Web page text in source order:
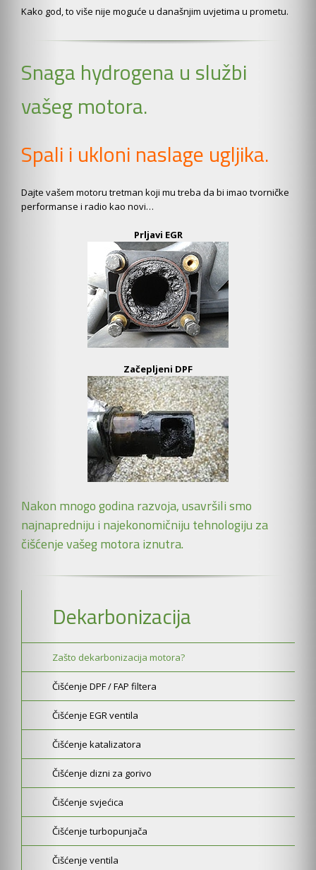
Kako god, to više nije moguće u današnjim uvjetima u prometu.
Snaga hydrogena u službi
vašeg motora.
Spali i ukloni naslage ugljika.
Dajte vašem motoru tretman koji mu treba da bi imao tvorničke
performanse i radio kao novi…
Prljavi EGR
Začepljeni DPF
Nakon mnogo godina razvoja, usavršili smo
najnapredniju i najekonomičniju tehnologiju za
čišćenje vašeg motora iznutra.
Dekarbonizacija
Zašto dekarbonizacija motora?
Čišćenje DPF / FAP filtera
Čišćenje EGR ventila
Čišćenje katalizatora
Čišćenje dizni za gorivo
Čišćenje svjećica
Čišćenje turbopunjača
Čišćenje ventila